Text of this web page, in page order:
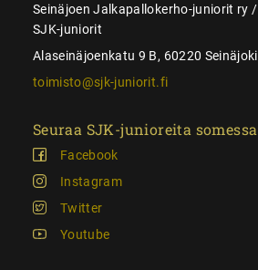
Seinäjoen Jalkapallokerho-juniorit ry /
SJK-juniorit
Alaseinäjoenkatu 9 B, 60220 Seinäjoki
toimisto@sjk-juniorit.fi
Seuraa SJK-junioreita somessa
Facebook
Instagram
Twitter
Youtube